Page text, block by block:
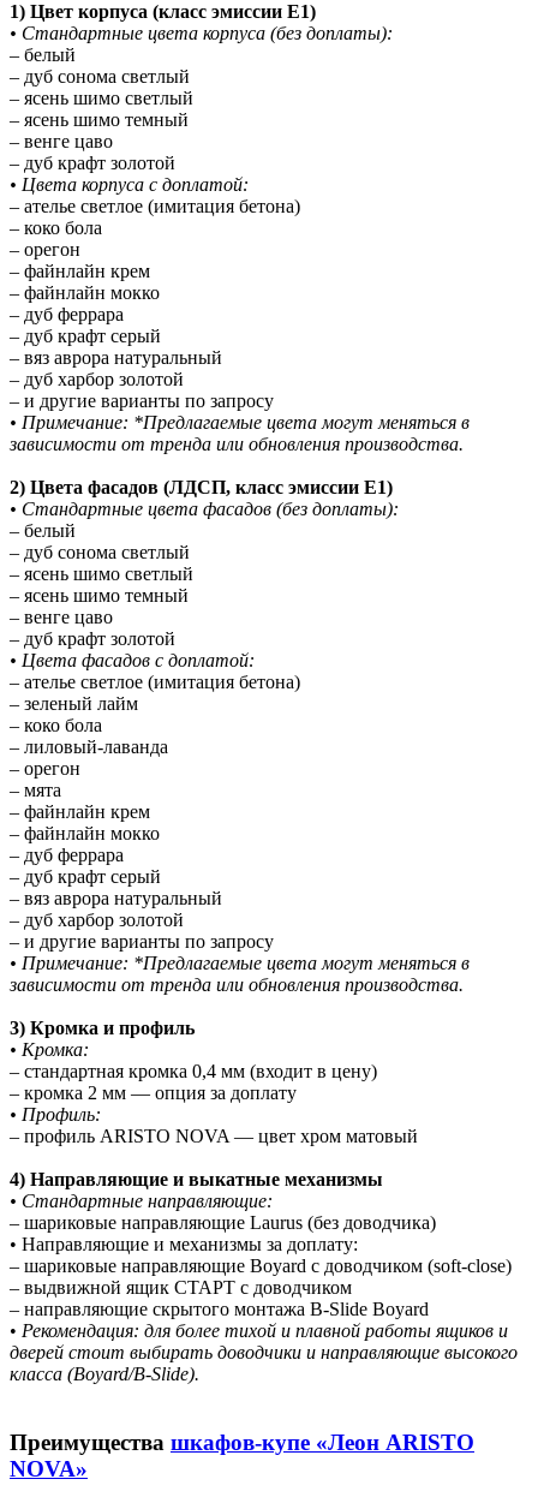
1) Цвет корпуса (класс эмиссии E1)
• Стандартные цвета корпуса (без доплаты):
– белый
– дуб сонома светлый
– ясень шимо светлый
– ясень шимо темный
– венге цаво
– дуб крафт золотой
• Цвета корпуса с доплатой:
– ателье светлое (имитация бетона)
– коко бола
– орегон
– файнлайн крем
– файнлайн мокко
– дуб феррара
– дуб крафт серый
– вяз аврора натуральный
– дуб харбор золотой
– и другие варианты по запросу
• Примечание: *Предлагаемые цвета могут меняться в
зависимости от тренда или обновления производства.
2) Цвета фасадов (ЛДСП, класс эмиссии E1)
• Стандартные цвета фасадов (без доплаты):
– белый
– дуб сонома светлый
– ясень шимо светлый
– ясень шимо темный
– венге цаво
– дуб крафт золотой
• Цвета фасадов с доплатой:
– ателье светлое (имитация бетона)
– зеленый лайм
– коко бола
– лиловый-лаванда
– орегон
– мята
– файнлайн крем
– файнлайн мокко
– дуб феррара
– дуб крафт серый
– вяз аврора натуральный
– дуб харбор золотой
– и другие варианты по запросу
• Примечание: *Предлагаемые цвета могут меняться в
зависимости от тренда или обновления производства.
3) Кромка и профиль
• Кромка:
– стандартная кромка 0,4 мм (входит в цену)
– кромка 2 мм — опция за доплату
• Профиль:
– профиль ARISTO NOVA — цвет хром матовый
4) Направляющие и выкатные механизмы
• Стандартные направляющие:
– шариковые направляющие Laurus (без доводчика)
• Направляющие и механизмы за доплату:
– шариковые направляющие Boyard с доводчиком (soft-close)
– выдвижной ящик СТАРТ с доводчиком
– направляющие скрытого монтажа B-Slide Boyard
• Рекомендация: для более тихой и плавной работы ящиков и
дверей стоит выбирать доводчики и направляющие высокого
класса (Boyard/B-Slide).
Преимущества шкафов-купе «Леон ARISTO
NOVA»